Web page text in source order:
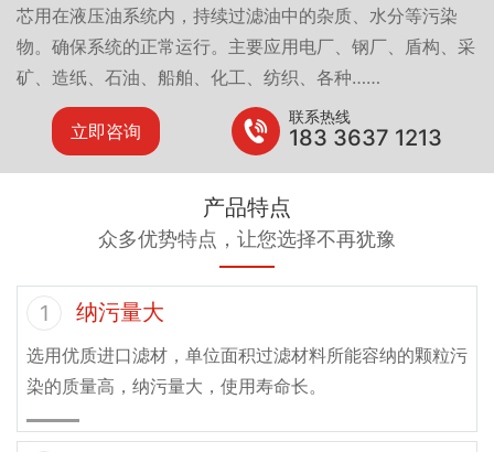
芯用在液压油系统内，持续过滤油中的杂质、水分等污染
物。确保系统的正常运行。主要应用电厂、钢厂、盾构、采
矿、造纸、石油、船舶、化工、纺织、各种……
立即咨询
联系热线
183 3637 1213
产品特点
众多优势特点，让您选择不再犹豫
1 纳污量大
选用优质进口滤材，单位面积过滤材料所能容纳的颗粒污
染的质量高，纳污量大，使用寿命长。